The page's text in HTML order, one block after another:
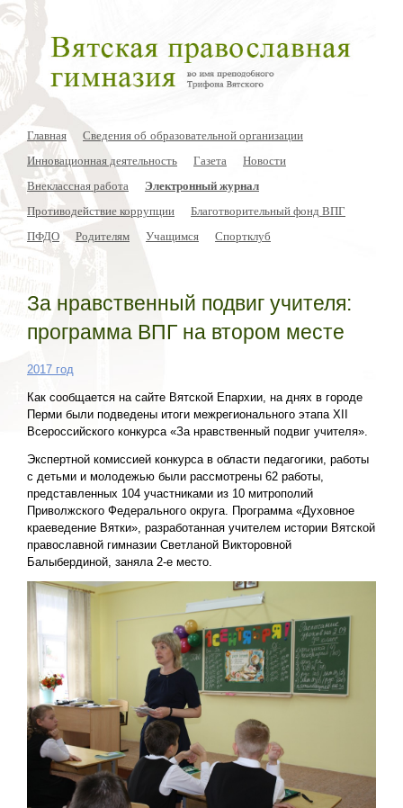
Главная
Сведения об образовательной организации
Инновационная деятельность
Газета
Новости
Внеклассная работа
Электронный журнал
Противодействие коррупции
Благотворительный фонд ВПГ
ПФДО
Родителям Учащимся Спортклуб
За нравственный подвиг учителя:
программа ВПГ на втором месте
2017 год
Как сообщается на сайте Вятской Епархии, на днях в городе
Перми были подведены итоги межрегионального этапа XII
Всероссийского конкурса «За нравственный подвиг учителя».
Экспертной комиссией конкурса в области педагогики, работы
с детьми и молодежью были рассмотрены 62 работы,
представленных 104 участниками из 10 митрополий
Приволжского Федерального округа. Программа «Духовное
краеведение Вятки», разработанная учителем истории Вятской
православной гимназии Светланой Викторовной
Балыбердиной, заняла 2-е место.